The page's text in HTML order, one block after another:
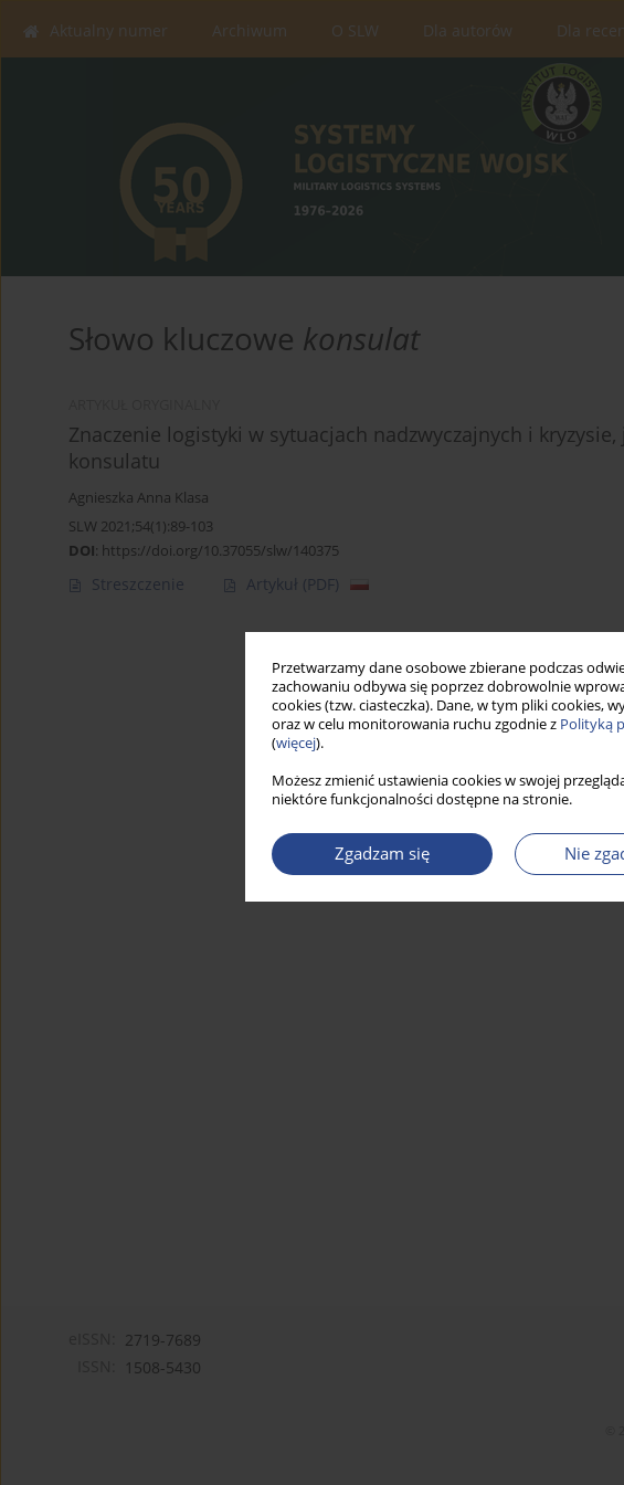
Przetwarzamy dane osobowe zbierane podczas
zachowaniu odbywa się poprzez dobrowolnie
cookies (tzw. ciasteczka). Dane, w tym pliki cookies,
oraz w celu monitorowania ruchu zgodnie z Polityką
(więcej).
Możesz zmienić ustawienia cookies w swojej
niektóre funkcjonalności dostępne na stronie.
Zgadzam się Nie
Aktualny numer Archiwum O SLW Dla autorów Dla
Słowo kluczowe konsulat
Znaczenie logistyki w sytuacjach nadzwyczajnych i
konsulatu
Agnieszka Anna Klasa
SLW 2021;54(1):89-103
DOI: https://doi.org/10.37055/slw/140375
Streszczenie Artykuł (PDF)
2719-7689
1508-5430